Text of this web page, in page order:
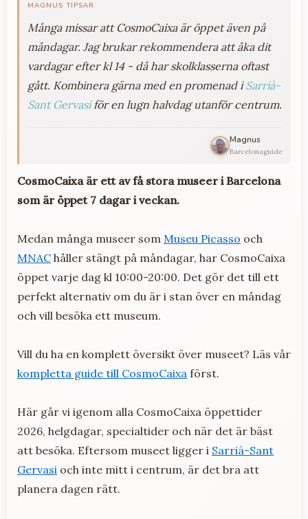
MAGNUS TIPSAR
Många missar att CosmoCaixa är öppet även på
måndagar. Jag brukar rekommendera att åka dit
vardagar efter kl 14 - då har skolklasserna oftast
gått. Kombinera gärna med en promenad iSarrià-
Sant Gervasiför en lugn halvdag utanför centrum.
Magnus
Barcelonaguide
CosmoCaixa är ett av få stora museer i Barcelona
som är öppet 7 dagar i veckan.
Medan många museer som Museu Picasso och
MNAC håller stängt på måndagar, har CosmoCaixa
öppet varje dag kl 10:00-20:00. Det gör det till ett
perfekt alternativ om du är i stan över en måndag
och vill besöka ett museum.
Vill du ha en komplett översikt över museet? Läs vår
kompletta guide till CosmoCaixa först.
Här går vi igenom alla CosmoCaixa öppettider
2026, helgdagar, specialtider och när det är bäst
att besöka. Eftersom museet ligger i Sarrià-Sant
Gervasi och inte mitt i centrum, är det bra att
planera dagen rätt.